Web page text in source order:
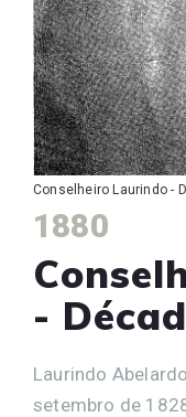
Conselheiro Laurindo -
1880
-
Laurindo
setembro de